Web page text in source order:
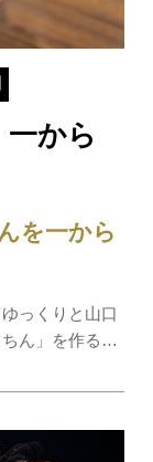
一から
を一から
っくりと山口
ん」を作る体
で、自分だけ